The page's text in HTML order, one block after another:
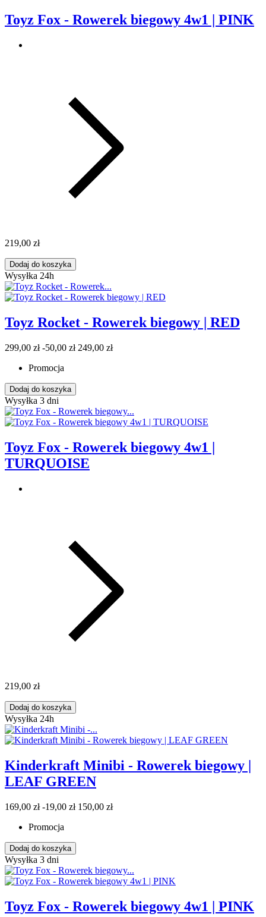
Toyz Fox - Rowerek biegowy 4w1 | PINK
219,00 zł
Dodaj do koszyka
Wysyłka 24h
Toyz Rocket - Rowerek biegowy | RED
299,00 zł -50,00 zł 249,00 zł
Promocja
Dodaj do koszyka
Wysyłka 3 dni
Toyz Fox - Rowerek biegowy 4w1 |
TURQUOISE
219,00 zł
Dodaj do koszyka
Wysyłka 24h
Kinderkraft Minibi - Rowerek biegowy |
LEAF GREEN
169,00 zł -19,00 zł 150,00 zł
Promocja
Dodaj do koszyka
Wysyłka 3 dni
Toyz Fox - Rowerek biegowy 4w1 | PINK